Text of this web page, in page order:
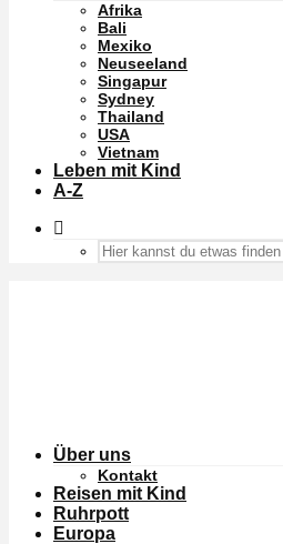
Afrika
Bali
Mexiko
Neuseeland
Singapur
Sydney
Thailand
USA
Vietnam
Leben mit Kind
A-Z
Über uns
Kontakt
Reisen mit Kind
Ruhrpott
Europa